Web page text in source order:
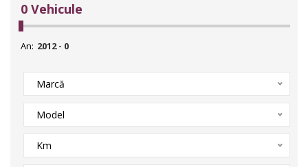
0 Vehicule
An:
Marcă
Model
Km